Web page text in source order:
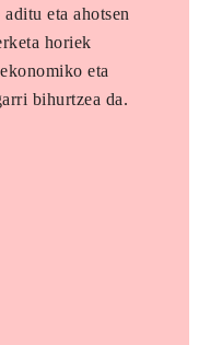
eta ahotsen
horiek
eta
bihurtzea da.